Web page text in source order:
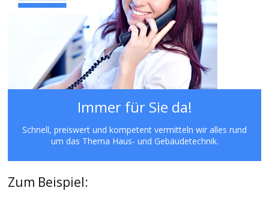
Immer für Sie da!
Schnell, preiswert und kompetent vermitteln wir alles rund
um das Thema Haus- und Gebäudetechnik.
Zum Beispiel: